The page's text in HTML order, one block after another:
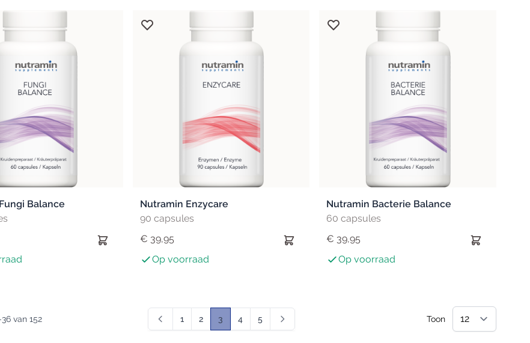
Balance
Nutramin Enzycare
90 capsules
€ 39,95
Op voorraad
Nutramin Bacterie Balance
60 capsules
€ 39,95
Op voorraad
36 van 152
Pagina
1
Pagina
2
U lees momenteel pagina
3
Pagina
4
Pagina
5 Toon